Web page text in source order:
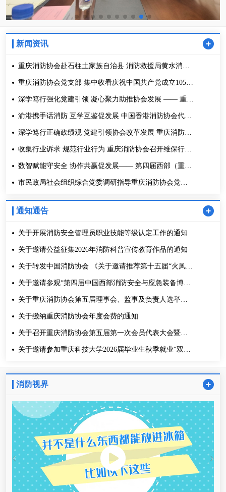
新闻资讯
重庆消防协会赴石柱土家族自治县 消防救援局黄水消防
重庆消防协会党支部 集中收看庆祝中国共产党成立105周
深学笃行强化党建引领 凝心聚力助推协会发展 —— 重庆
渝港携手话消防 互学互鉴促发展 中国香港消防协会代表
深学笃行正确政绩观 党建引领协会改革发展 重庆消防协
收集行业诉求 规范行业行为 重庆消防协会召开维保行业
数智赋能守安全 协作共赢促发展—— 第四届西部（重
市民政局社会组织综合党委调研指导重庆消防协会党建
通知通告
关于开展消防安全管理员职业技能等级认定工作的通知
关于邀请公益征集2026年消防科普宣传教育作品的通知
关于转发中国消防协会 《关于邀请推荐第十五届“火凤凰
关于邀请参观“第四届中国西部消防安全与应急装备博览
关于重庆消防协会第五届理事会、监事及负责人选举结
关于缴纳重庆消防协会年度会费的通知
关于召开重庆消防协会第五届第一次会员代表大会暨换
关于邀请参加重庆科技大学2026届毕业生秋季就业“双
消防视界